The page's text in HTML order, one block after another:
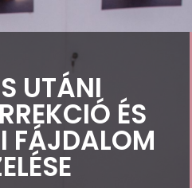
UTÁNI
ÉS
FÁJDALOM